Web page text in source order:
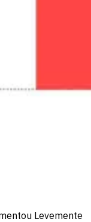
Levemente